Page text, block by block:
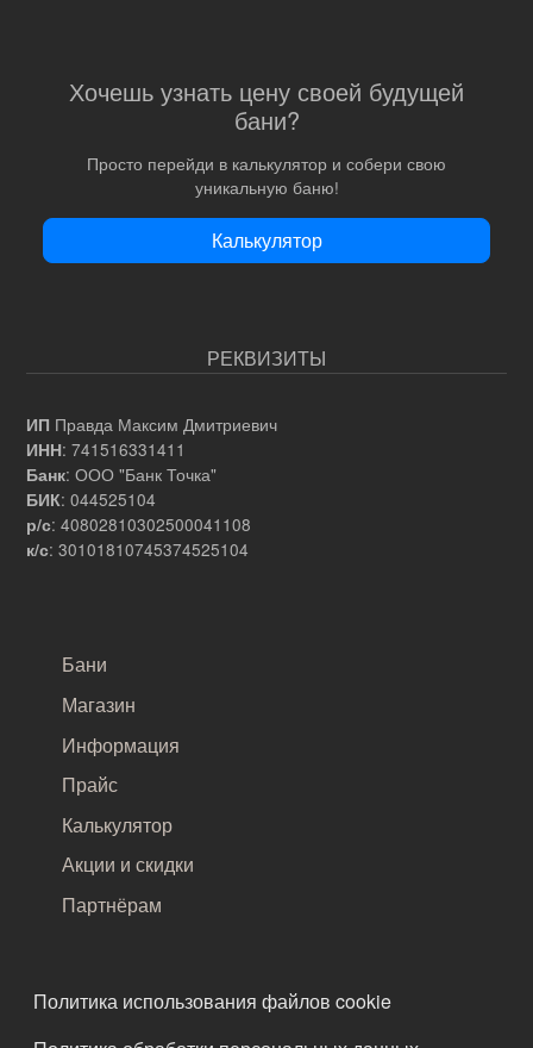
Хочешь узнать цену своей будущей
бани?
Просто перейди в калькулятор и собери свою
уникальную баню!
Калькулятор
РЕКВИЗИТЫ
ИП Правда Максим Дмитриевич
ИНН: 741516331411
Банк: ООО "Банк Точка"
БИК: 044525104
р/с: 40802810302500041108
к/с: 30101810745374525104
САМОЕ ВАЖНОЕ
Бани
Магазин
Информация
Прайс
Калькулятор
Акции и скидки
Партнёрам
ПОДВАЛ
Политика использования файлов cookie